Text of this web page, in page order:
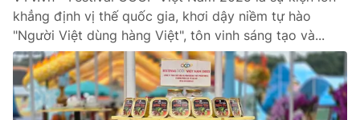
khẳng định vị thế quốc gia, khơi dậy niềm tự hào
"Người Việt dùng hàng Việt", tôn vinh sáng tạo và...